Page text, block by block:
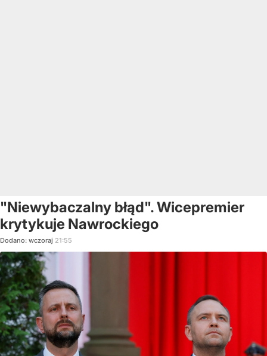
"Niewybaczalny błąd". Wicepremier
krytykuje Nawrockiego
Dodano: wczoraj 21:55